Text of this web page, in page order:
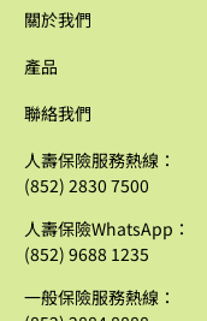
關於我們
產品
聯絡我們
人壽保險服務熱線：
(852) 2830 7500
人壽保險WhatsApp：
(852) 9688 1235
一般保險服務熱線：